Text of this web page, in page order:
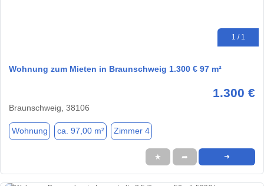
1 / 1
Wohnung zum Mieten in Braunschweig 1.300 € 97 m²
1.300 €
Braunschweig, 38106
Wohnung ca. 97,00 m² Zimmer 4
★ ➦ ➜